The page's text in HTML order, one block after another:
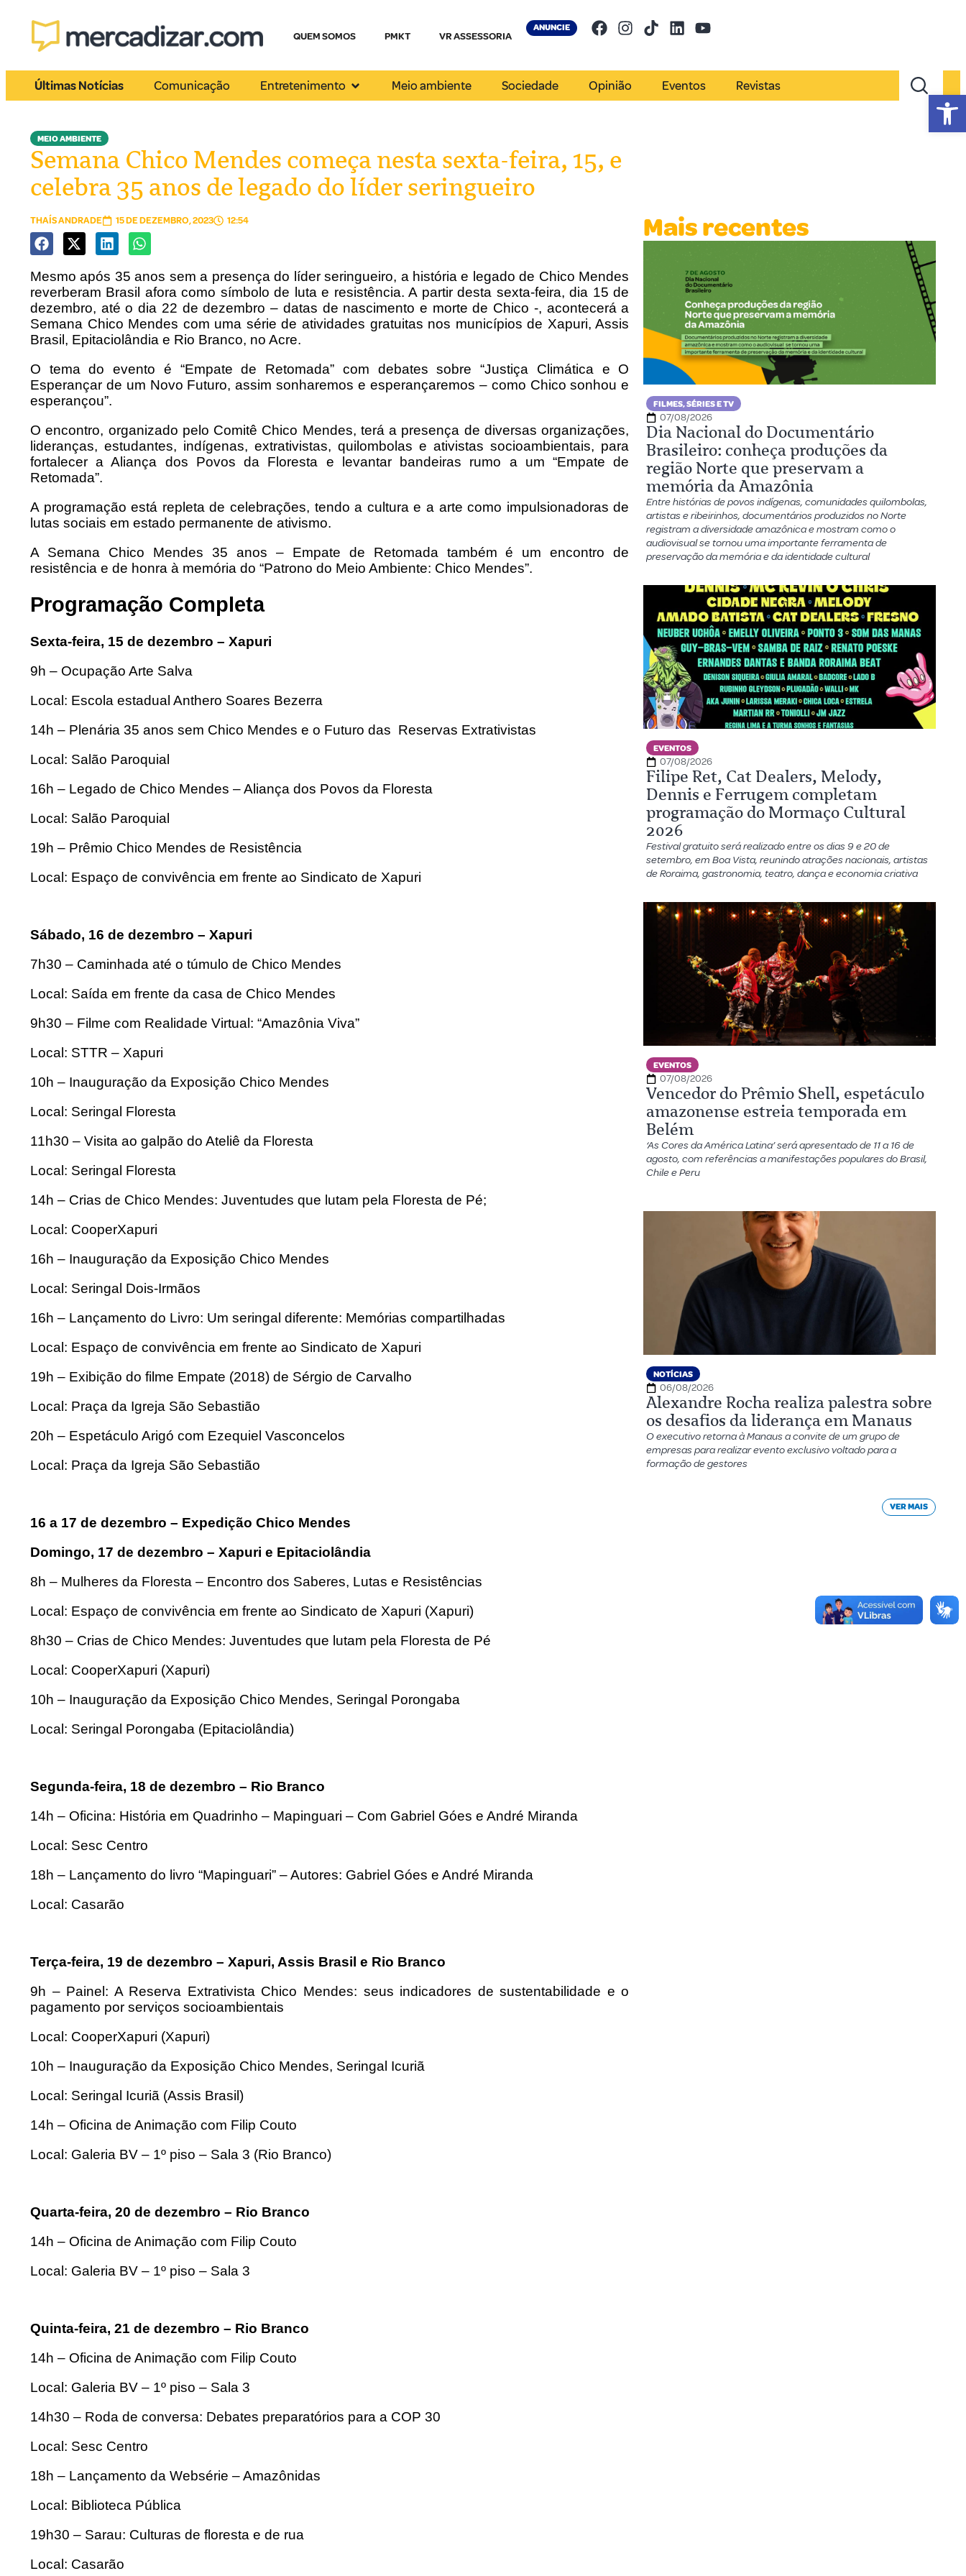
QUEM SOMOS PMKT VR ASSESSORIA
ANUNCIE
Últimas Notícias Comunicação Entretenimento Meio ambiente Sociedade Opinião Eventos Revistas
MEIO AMBIENTE
Semana Chico Mendes começa nesta sexta-feira, 15, e
celebra 35 anos de legado do líder seringueiro
THAÍS ANDRADE 15 DE DEZEMBRO, 2023 12:54
Mesmo após 35 anos sem a presença do líder seringueiro, a história e legado de Chico Mendes
reverberam Brasil afora como símbolo de luta e resistência. A partir desta sexta-feira, dia 15 de
dezembro, até o dia 22 de dezembro – datas de nascimento e morte de Chico -, acontecerá a
Semana Chico Mendes com uma série de atividades gratuitas nos municípios de Xapuri, Assis
Brasil, Epitaciolândia e Rio Branco, no Acre.
O tema do evento é “Empate de Retomada” com debates sobre “Justiça Climática e O
Esperançar de um Novo Futuro, assim sonharemos e esperançaremos – como Chico sonhou e
esperançou”.
O encontro, organizado pelo Comitê Chico Mendes, terá a presença de diversas organizações,
lideranças, estudantes, indígenas, extrativistas, quilombolas e ativistas socioambientais, para
fortalecer a Aliança dos Povos da Floresta e levantar bandeiras rumo a um “Empate de
Retomada”.
A programação está repleta de celebrações, tendo a cultura e a arte como impulsionadoras de
lutas sociais em estado permanente de ativismo.
A Semana Chico Mendes 35 anos – Empate de Retomada também é um encontro de
resistência e de honra à memória do “Patrono do Meio Ambiente: Chico Mendes”.
Programação Completa
Sexta-feira, 15 de dezembro – Xapuri
9h – Ocupação Arte Salva
Local: Escola estadual Anthero Soares Bezerra
14h – Plenária 35 anos sem Chico Mendes e o Futuro das Reservas Extrativistas
Local: Salão Paroquial
16h – Legado de Chico Mendes – Aliança dos Povos da Floresta
Local: Salão Paroquial
19h – Prêmio Chico Mendes de Resistência
Local: Espaço de convivência em frente ao Sindicato de Xapuri
Sábado, 16 de dezembro – Xapuri
7h30 – Caminhada até o túmulo de Chico Mendes
Local: Saída em frente da casa de Chico Mendes
9h30 – Filme com Realidade Virtual: “Amazônia Viva”
Local: STTR – Xapuri
10h – Inauguração da Exposição Chico Mendes
Local: Seringal Floresta
11h30 – Visita ao galpão do Ateliê da Floresta
Local: Seringal Floresta
14h – Crias de Chico Mendes: Juventudes que lutam pela Floresta de Pé;
Local: CooperXapuri
16h – Inauguração da Exposição Chico Mendes
Local: Seringal Dois-Irmãos
16h – Lançamento do Livro: Um seringal diferente: Memórias compartilhadas
Local: Espaço de convivência em frente ao Sindicato de Xapuri
19h – Exibição do filme Empate (2018) de Sérgio de Carvalho
Local: Praça da Igreja São Sebastião
20h – Espetáculo Arigó com Ezequiel Vasconcelos
Local: Praça da Igreja São Sebastião
16 a 17 de dezembro – Expedição Chico Mendes
Domingo, 17 de dezembro – Xapuri e Epitaciolândia
8h – Mulheres da Floresta – Encontro dos Saberes, Lutas e Resistências
Local: Espaço de convivência em frente ao Sindicato de Xapuri (Xapuri)
8h30 – Crias de Chico Mendes: Juventudes que lutam pela Floresta de Pé
Local: CooperXapuri (Xapuri)
10h – Inauguração da Exposição Chico Mendes, Seringal Porongaba
Local: Seringal Porongaba (Epitaciolândia)
Segunda-feira, 18 de dezembro – Rio Branco
14h – Oficina: História em Quadrinho – Mapinguari – Com Gabriel Góes e André Miranda
Local: Sesc Centro
18h – Lançamento do livro “Mapinguari” – Autores: Gabriel Góes e André Miranda
Local: Casarão
Terça-feira, 19 de dezembro – Xapuri, Assis Brasil e Rio Branco
9h – Painel: A Reserva Extrativista Chico Mendes: seus indicadores de sustentabilidade e o
pagamento por serviços socioambientais
Local: CooperXapuri (Xapuri)
10h – Inauguração da Exposição Chico Mendes, Seringal Icuriã
Local: Seringal Icuriã (Assis Brasil)
14h – Oficina de Animação com Filip Couto
Local: Galeria BV – 1º piso – Sala 3 (Rio Branco)
Quarta-feira, 20 de dezembro – Rio Branco
14h – Oficina de Animação com Filip Couto
Local: Galeria BV – 1º piso – Sala 3
Quinta-feira, 21 de dezembro – Rio Branco
14h – Oficina de Animação com Filip Couto
Local: Galeria BV – 1º piso – Sala 3
14h30 – Roda de conversa: Debates preparatórios para a COP 30
Local: Sesc Centro
18h – Lançamento da Websérie – Amazônidas
Local: Biblioteca Pública
19h30 – Sarau: Culturas de floresta e de rua
Local: Casarão
Mais recentes
FILMES, SÉRIES E TV
07/08/2026
Dia Nacional do Documentário
Brasileiro: conheça produções da
região Norte que preservam a
memória da Amazônia
Entre histórias de povos indígenas, comunidades quilombolas,
artistas e ribeirinhos, documentários produzidos no Norte
registram a diversidade amazônica e mostram como o
audiovisual se tornou uma importante ferramenta de
preservação da memória e da identidade cultural
EVENTOS
07/08/2026
Filipe Ret, Cat Dealers, Melody,
Dennis e Ferrugem completam
programação do Mormaço Cultural
2026
Festival gratuito será realizado entre os dias 9 e 20 de
setembro, em Boa Vista, reunindo atrações nacionais, artistas
de Roraima, gastronomia, teatro, dança e economia criativa
EVENTOS
07/08/2026
Vencedor do Prêmio Shell, espetáculo
amazonense estreia temporada em
Belém
‘As Cores da América Latina’ será apresentado de 11 a 16 de
agosto, com referências a manifestações populares do Brasil,
Chile e Peru
NOTÍCIAS
06/08/2026
Alexandre Rocha realiza palestra sobre
os desafios da liderança em Manaus
O executivo retorna à Manaus a convite de um grupo de
empresas para realizar evento exclusivo voltado para a
formação de gestores
VER MAIS